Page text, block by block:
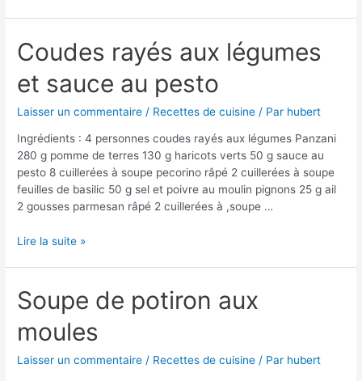
Maestro »au
basilic
Coudes rayés aux légumes
et sauce au pesto
Laisser un commentaire / Recettes de cuisine / Par hubert
Ingrédients : 4 personnes coudes rayés aux légumes Panzani
280 g pomme de terres 130 g haricots verts 50 g sauce au
pesto 8 cuillerées à soupe pecorino râpé 2 cuillerées à soupe
feuilles de basilic 50 g sel et poivre au moulin pignons 25 g ail
2 gousses parmesan râpé 2 cuillerées à ,soupe …
Coudes
légumes
et
sauce
au
pesto
Lire la suite »
Soupe de potiron aux
moules
Laisser un commentaire / Recettes de cuisine / Par hubert